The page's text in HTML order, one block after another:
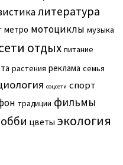
литература
метро мотоциклы музыка
отдых питание
растения реклама семья
соцсети спорт
традиции фильмы
цветы экология